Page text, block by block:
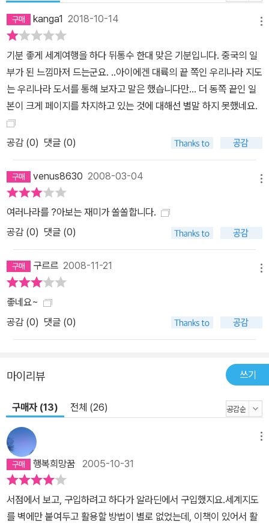
kanga1 2018-10-14
기분 좋게 세계여행을 하다 뒤통수 한대 맞은 기분입니다. 중국의 일
부가 된 느낌마저 드는군요. ..아이에겐 대륙의 끝 쪽인 우리나라 지도
는 우리나라 도서를 통해 보자고 말은 했습니다만... 더 동쪽 끝인 일
본이 크게 페이지를 차지하고 있는 것에 대해선 별말 하지 못했네요.
공감 (0) 댓글 (0)
venus8630 2008-03-04
여러나라를 ?아보는 재미가 쏠쏠합니다.
공감 (0) 댓글 (0)
구르르 2008-11-21
좋네요~
공감 (0) 댓글 (0)
마이리뷰 쓰기
구매자 (13) 전체 (26)
행복희망꿈 2005-10-31
서점에서 보고, 구입하려고 하다가 알라딘에서 구입했지요.세계지도
를 벽에만 붙여두고 활용할 방법이 별로 없었는데, 이책이 있어서 활